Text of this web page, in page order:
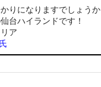
りになりますでしょう
台ハイランドです！
ア